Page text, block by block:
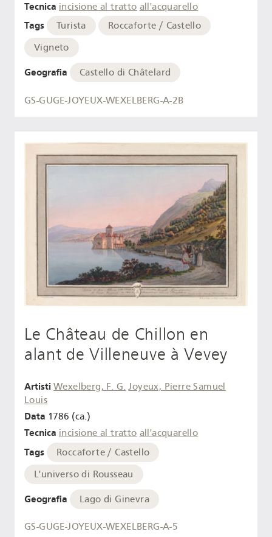
Tecnica incisione al tratto all'acquarello
Tags Turista
Roccaforte / Castello
Vigneto
Geografia Castello di Châtelard
GS-GUGE-JOYEUX-WEXELBERG-A-2B
Le Château de Chillon en
alant de Villeneuve à Vevey
Artisti Wexelberg, F. G. Joyeux, Pierre Samuel
Louis
Data 1786 (ca.)
Tecnica incisione al tratto all'acquarello
Tags
Roccaforte / Castello
L'universo di Rousseau
Geografia Lago di Ginevra
GS-GUGE-JOYEUX-WEXELBERG-A-5